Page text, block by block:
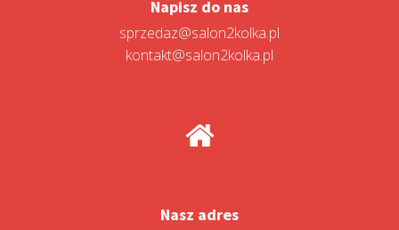
Napisz do nas
sprzedaz@salon2kolka.pl
kontakt@salon2kolka.pl
Nasz adres